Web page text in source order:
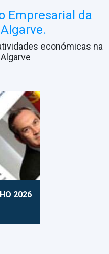
Empresarial da
económicas na
2026